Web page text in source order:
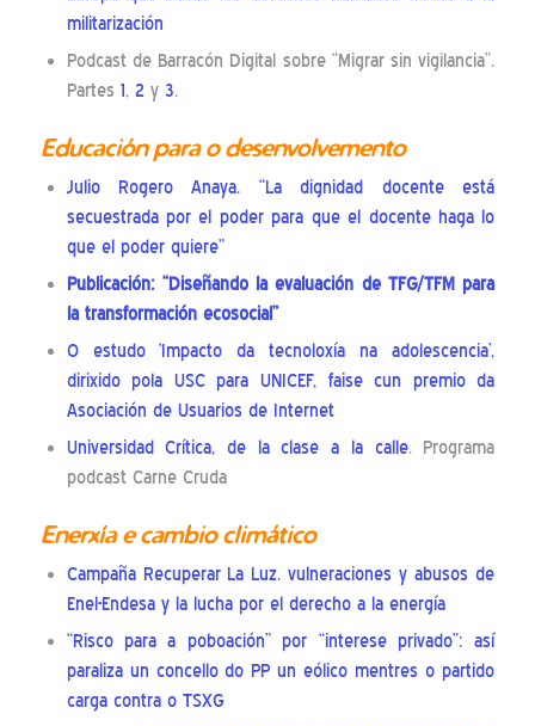
militarización
Podcast de Barracón Digital sobre “Migrar sin vigilancia”.
Partes 1, 2 y 3.
Educación para o desenvolvemento
Julio Rogero Anaya. “La dignidad docente está
secuestrada por el poder para que el docente haga lo
que el poder quiere”
Publicación: “Diseñando la evaluación de TFG/TFM para
la transformación ecosocial”
O estudo ‘Impacto da tecnoloxía na adolescencia’,
dirixido pola USC para UNICEF, faise cun premio da
Asociación de Usuarios de Internet
Universidad Crítica, de la clase a la calle. Programa
podcast Carne Cruda
Enerxía e cambio climático
Campaña Recuperar La Luz. vulneraciones y abusos de
Enel-Endesa y la lucha por el derecho a la energía
“Risco para a poboación” por “interese privado”: así
paraliza un concello do PP un eólico mentres o partido
carga contra o TSXG